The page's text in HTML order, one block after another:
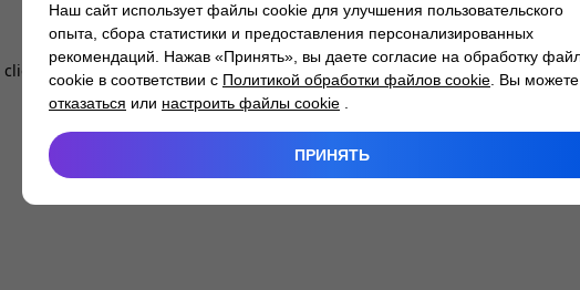
client -side exception has occurred while loading atlantm.by (see the
Наш сайт использует файлы cookie для улучшения пользовательского
опыта, сбора статистики и предоставления персонализированных
рекомендаций. Нажав «Принять», вы даете согласие на обработку
cookie в соответствии с Политикой обработки файлов cookie . Вы можете
отказаться или настроить файлы cookie
ПРИНЯТЬ